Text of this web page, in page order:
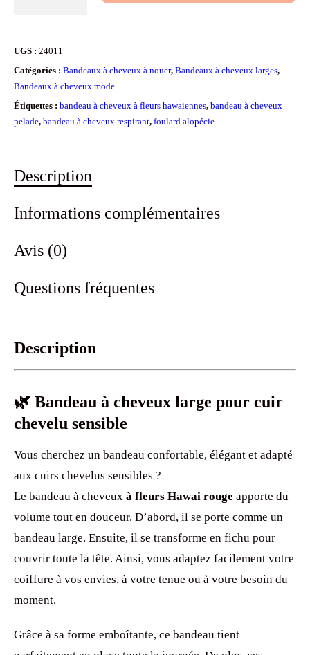
large
à
fleurs
rouge
UGS : 24011
Catégories : Bandeaux à cheveux à nouer, Bandeaux à cheveux larges,
Bandeaux à cheveux mode
Étiquettes : bandeau à cheveux à fleurs hawaiennes, bandeau à cheveux
pelade, bandeau à cheveux respirant, foulard alopécie
Description
Informations complémentaires
Avis (0)
Questions fréquentes
Description
🌿 Bandeau à cheveux large pour cuir
chevelu sensible
Vous cherchez un bandeau confortable, élégant et adapté
aux cuirs chevelus sensibles ?
Le bandeau à cheveux à fleurs Hawai rouge apporte du
volume tout en douceur. D’abord, il se porte comme un
bandeau large. Ensuite, il se transforme en fichu pour
couvrir toute la tête. Ainsi, vous adaptez facilement votre
coiffure à vos envies, à votre tenue ou à votre besoin du
moment.
Grâce à sa forme emboîtante, ce bandeau tient